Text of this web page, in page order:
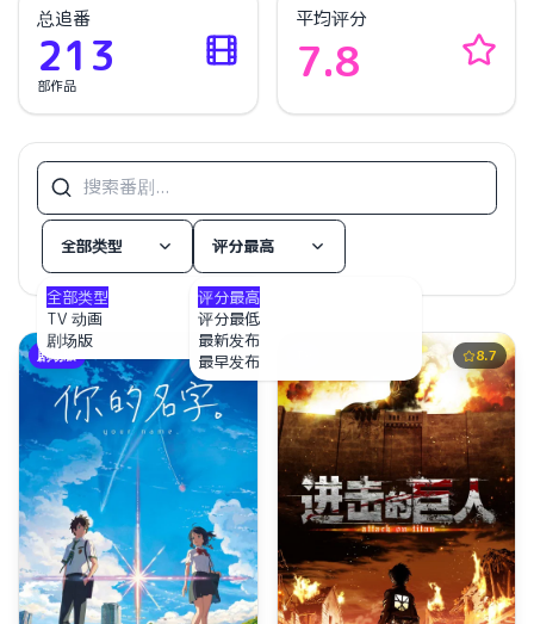
总追番
213
部作品
平均评分
7.8
全部类型
全部类型
TV 动画
剧场版
评分最高
评分最高
评分最低
最新发布
最早发布
8.5
剧场版 8.7